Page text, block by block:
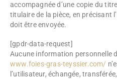
accompagnée d’une copie du
titulaire de la pièce, en précisant
doit être envoyée.
[gpdr-data-request]
Aucune information personnelle
www.foies-gras-teyssier.com/
l’utilisateur, échangée,